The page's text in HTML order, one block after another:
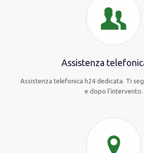
Assistenza
Assistenza telefonica h24 dedicata. Ti
e dopo l’intervento.